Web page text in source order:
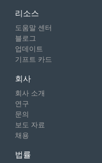
리소스
도움말 센터
블로그
업데이트
기프트 카드
회사
회사 소개
연구
문의
보도 자료
채용
법률